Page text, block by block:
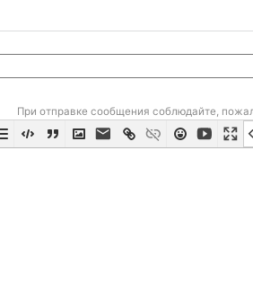
При отправке сообщения соблюдайте,